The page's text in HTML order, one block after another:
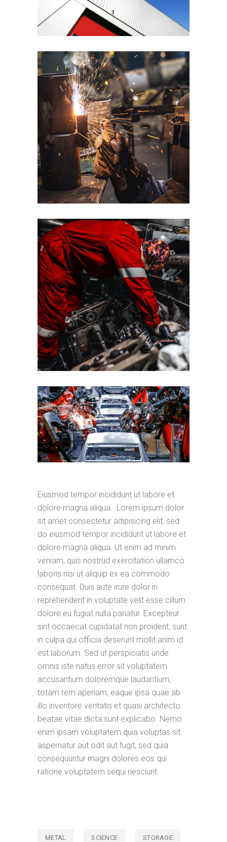
Eiusmod tempor incididunt ut labore et
dolore magna aliqua. Lorem ipsum dolor
sit amet consectetur adipisicing elit, sed
do eiusmod tempor incididunt ut labore et
dolore magna aliqua. Ut enim ad minim
veniam, quis nostrud exercitation ullamco
laboris nisi ut aliquip ex ea commodo
consequat. Duis aute irure dolor in
reprehenderit in voluptate velit esse cillum
dolore eu fugiat nulla pariatur. Excepteur
sint occaecat cupidatat non proident, sunt
in culpa qui officia deserunt mollit anim id
est laborum. Sed ut perspiciatis unde
omnis iste natus error sit voluptatem
accusantium doloremque laudantium,
totam rem aperiam, eaque ipsa quae ab
illo inventore veritatis et quasi architecto
beatae vitae dicta sunt explicabo. Nemo
enim ipsam voluptatem quia voluptas sit
aspernatur aut odit aut fugit, sed quia
consequuntur magni dolores eos qui
ratione voluptatem sequi nesciunt.
METAL SCIENCE STORAGE